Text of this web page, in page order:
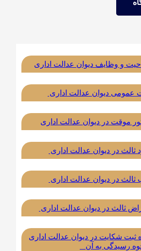
و وظایف دیوان عدالت اداری
عمومی دیوان عدالت اداری
موقت در دیوان عدالت اداری
ثالث در دیوان عدالت اداری
ثالث در دیوان عدالت اداری
ثالث در دیوان عدالت اداری
ثبت شکایت در دیوان عدالت اداری
رسیدگی به آن